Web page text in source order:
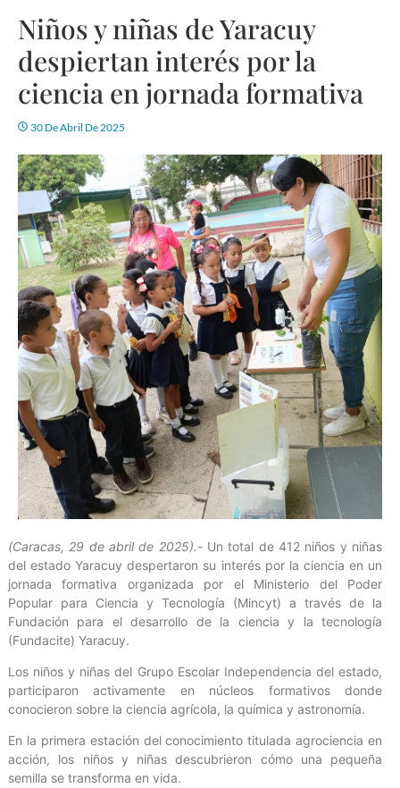
Niños y niñas de Yaracuy
despiertan interés por la
ciencia en jornada formativa
30 De Abril De 2025
(Caracas, 29 de abril de 2025).- Un total de 412 niños y niñas
del estado Yaracuy despertaron su interés por la ciencia en un
jornada formativa organizada por el Ministerio del Poder
Popular para Ciencia y Tecnología (Mincyt) a través de la
Fundación para el desarrollo de la ciencia y la tecnología
(Fundacite) Yaracuy.
Los niños y niñas del Grupo Escolar Independencia del estado,
participaron activamente en núcleos formativos donde
conocieron sobre la ciencia agrícola, la química y astronomía.
En la primera estación del conocimiento titulada agrociencia en
acción, los niños y niñas descubrieron cómo una pequeña
semilla se transforma en vida.